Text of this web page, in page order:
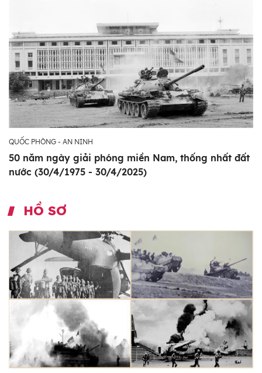
QUỐC PHÒNG - AN NINH
50 năm ngày giải phóng miền Nam, thống nhất đất
nước (30/4/1975 - 30/4/2025)
HỒ SƠ